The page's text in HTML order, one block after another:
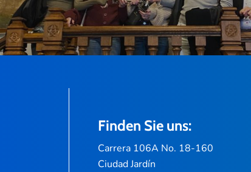
Finden Sie uns:
Carrera 106A No. 18-160
Ciudad Jardín